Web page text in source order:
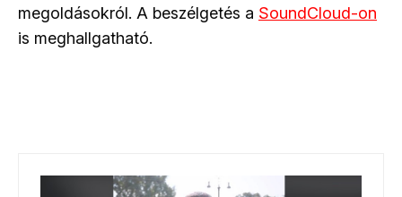
megoldásokról. A beszélgetés a SoundCloud-on
is meghallgatható.